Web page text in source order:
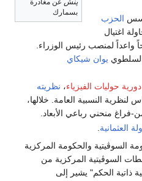
پنش عن مغادرة
بسمارك
الحزب
اغتيال
واعداً لمنصب رئيس الوزراء.
يوان شيكاي
دورية حوليات الفيزياء، نظريته
لنظرية النسبية العامة. خلالها،
منحني رباعي الأبعاد.
العثمانية
السوڤيتية والحكومة المركزية
السوڤيتية المركزية من
ذاتية الحكم" يشير إلى